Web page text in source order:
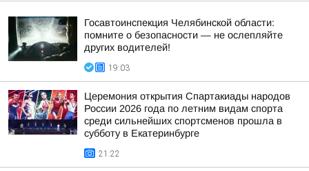
Госавтоинспекция Челябинской области:
помните о безопасности — не ослепляйте
других водителей!
19:03
Церемония открытия Спартакиады народов
России 2026 года по летним видам спорта
среди сильнейших спортсменов прошла в
субботу в Екатеринбурге
21:22